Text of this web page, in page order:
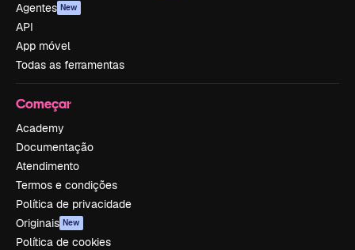
Agentes New
API
App móvel
Todas as ferramentas
Começar
Academy
Documentação
Atendimento
Termos e condições
Política de privacidade
Originais New
Política de cookies